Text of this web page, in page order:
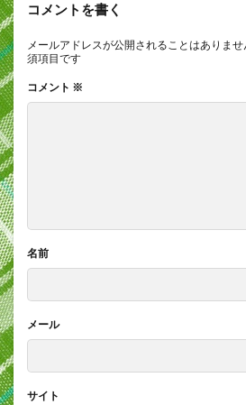
コメントを書く
メールアドレスが公開されることはありませ
須項目です
コメント ※
名前
メール
サイト